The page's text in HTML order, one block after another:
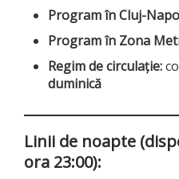
Program în Cluj-
Program în Zona
Regim de circulație:
duminică
Linii de noapte
ora 23:00):